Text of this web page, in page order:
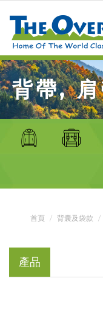
背帶,
首頁 背囊及袋款
產品